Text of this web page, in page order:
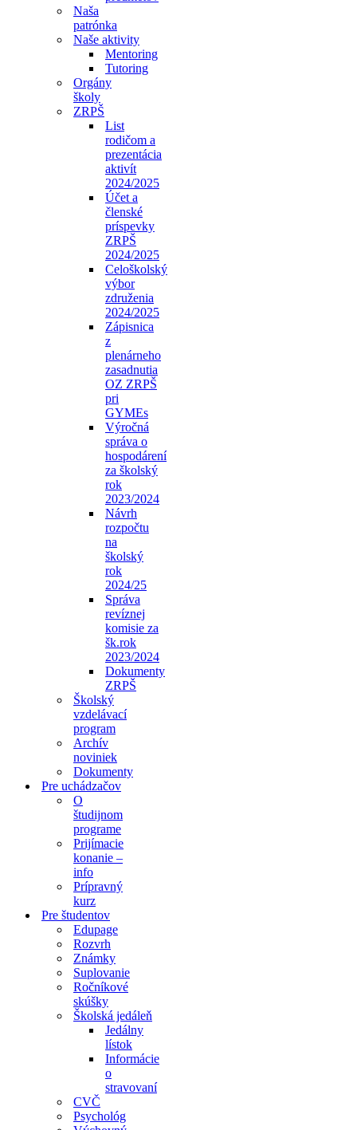
Naša
patrónka
Naše aktivity
Mentoring
Tutoring
Orgány
školy
ZRPŠ
List
rodičom a
prezentácia
aktivít
2024/2025
Účet a
členské
príspevky
ZRPŠ
2024/2025
Celoškolský
výbor
združenia
2024/2025
Zápisnica
z
plenárneho
zasadnutia
OZ ZRPŠ
pri
GYMEs
Výročná
správa o
hospodárení
za školský
rok
2023/2024
Návrh
rozpočtu
na
školský
rok
2024/25
Správa
revíznej
komisie za
šk.rok
2023/2024
Dokumenty
ZRPŠ
Školský
vzdelávací
program
Archív
noviniek
Dokumenty
Pre uchádzačov
O
študijnom
programe
Prijímacie
konanie –
info
Prípravný
kurz
Pre študentov
Edupage
Rozvrh
Známky
Suplovanie
Ročníkové
skúšky
Školská jedáleň
Jedálny
lístok
Informácie
o
stravovaní
CVČ
Psychológ